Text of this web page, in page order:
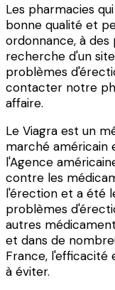
Les pharmacies
bonne qualité et
ordonnance, à
recherche d'un
problèmes
contacter notre
affaire.
Le Viagra est un
marché américain
l'Agence
contre les
l'érection et a été
problèmes
autres
et dans de
France, l'efficacité
à éviter.